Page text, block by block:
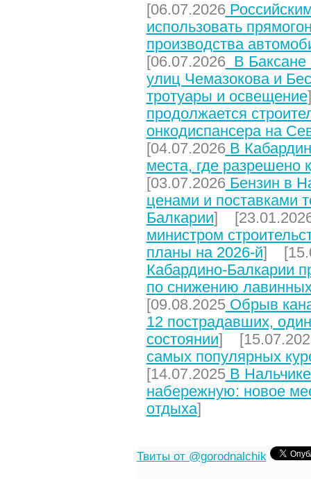
[06.07.2026
использовать
производства
[06.07.2026В Баксане
улиц Чемазокова и
тротуары и освещение
продолжается
онкодиспансера на
[04.07.2026В
места, где разрешено
[03.07.2026Бензин в
ценами и поставками
Балкарии]
министром
планы на 2026-й]
Кабардино-Балкарии
по снижению
[09.08.2025Обрыв
12 пострадавших,
состоянии]
самых популярных
[14.07.2025В
набережную: новое
отдыха]
Твиты от @gorodnalchik